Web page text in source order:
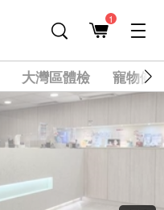
1
大灣區體檢 寵物健